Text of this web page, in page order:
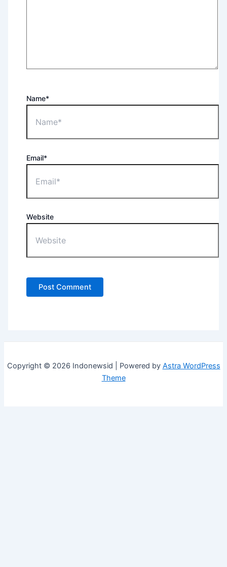
Name*
Email*
Website
Copyright © 2026 Indonewsid | Powered by Astra WordPress
Theme